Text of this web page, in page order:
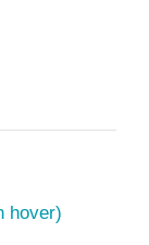
hover)